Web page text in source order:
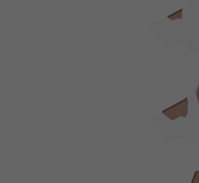
Digitální gramotnost
-80%